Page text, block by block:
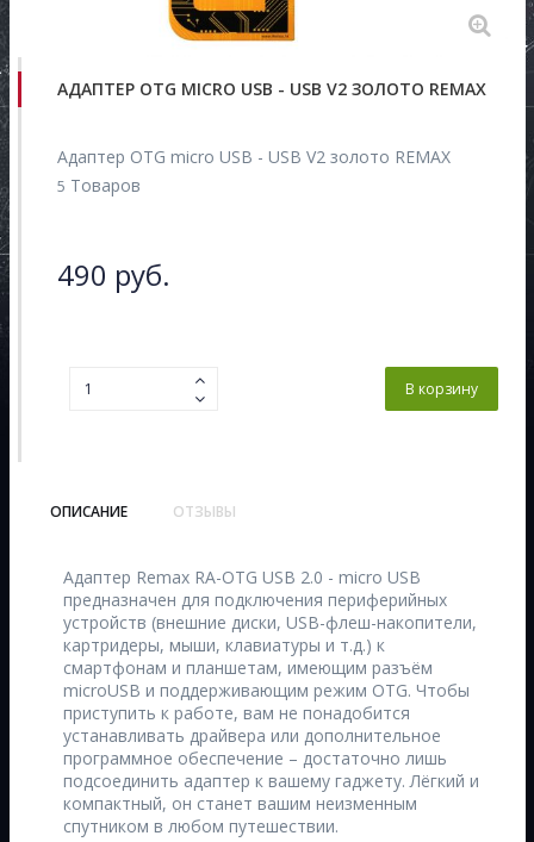
АДАПТЕР OTG MICRO USB - USB V2 ЗОЛОТО REMAX
Адаптер OTG micro USB - USB V2 золото REMAX
5 Товаров
490 руб.
В корзину
ОПИСАНИЕ ОТЗЫВЫ
Адаптер Remax RA-OTG USB 2.0 - micro USB
предназначен для подключения периферийных
устройств (внешние диски, USB-флеш-накопители,
картридеры, мыши, клавиатуры и т.д.) к
смартфонам и планшетам, имеющим разъём
microUSB и поддерживающим режим OTG. Чтобы
приступить к работе, вам не понадобится
устанавливать драйвера или дополнительное
программное обеспечение – достаточно лишь
подсоединить адаптер к вашему гаджету. Лёгкий и
компактный, он станет вашим неизменным
спутником в любом путешествии.